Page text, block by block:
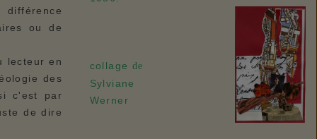
ou de
lecteur en
des
c'est par
de dire
collage de
Sylviane
Werner